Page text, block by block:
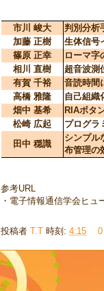
市川 峻大
判別分析
加藤 正樹
生体信号
篠原 正幸
ローマ字
相川 直樹
超音波測
有賀 千裕
音読時間
高橋 雅隆
自己組織
畑中 基希
RIAボタ
松崎 広起
プログラ
田中 穏識
シンプル
布管理の
参考URL
・電子情報通信学会ヒュ
投稿者 T.T 時刻: 4:15